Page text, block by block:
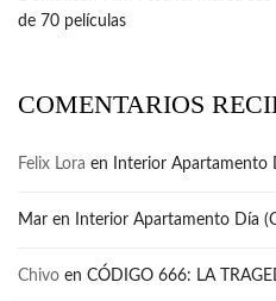
de 70 películas
COMENTARIOS
Felix Lora en Interior Apartamento
Mar en Interior Apartamento Día
Chivo en CÓDIGO 666: LA